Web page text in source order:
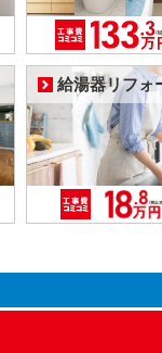
給湯器リフォ